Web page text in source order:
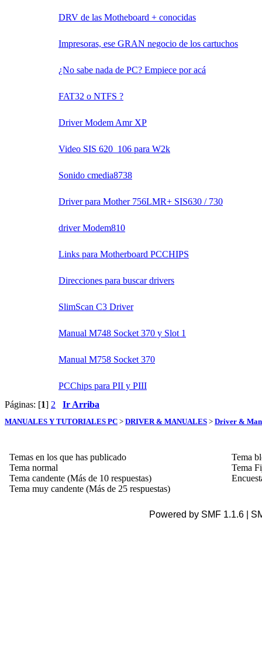
DRV de las Motheboard + conocidas
Impresoras, ese GRAN negocio de los cartuchos
¿No sabe nada de PC? Empiece por acá
FAT32 o NTFS ?
Driver Modem Amr XP
Video SIS 620_106 para W2k
Sonido cmedia8738
Driver para Mother 756LMR+ SIS630 / 730
driver Modem810
Links para Motherboard PCCHIPS
Direcciones para buscar drivers
SlimScan C3 Driver
Manual M748 Socket 370 y Slot 1
Manual M758 Socket 370
PCChips para PII y PIII
Páginas: [1] 2 Ir Arriba
MANUALES Y TUTORIALES PC > DRIVER & MANUALES > Driver &
Temas en los que has publicado
Tema normal
Tema candente (Más de 10 respuestas)
Tema muy candente (Más de 25 respuestas)
Tema
Tema
Powered by SMF 1.1.6 |